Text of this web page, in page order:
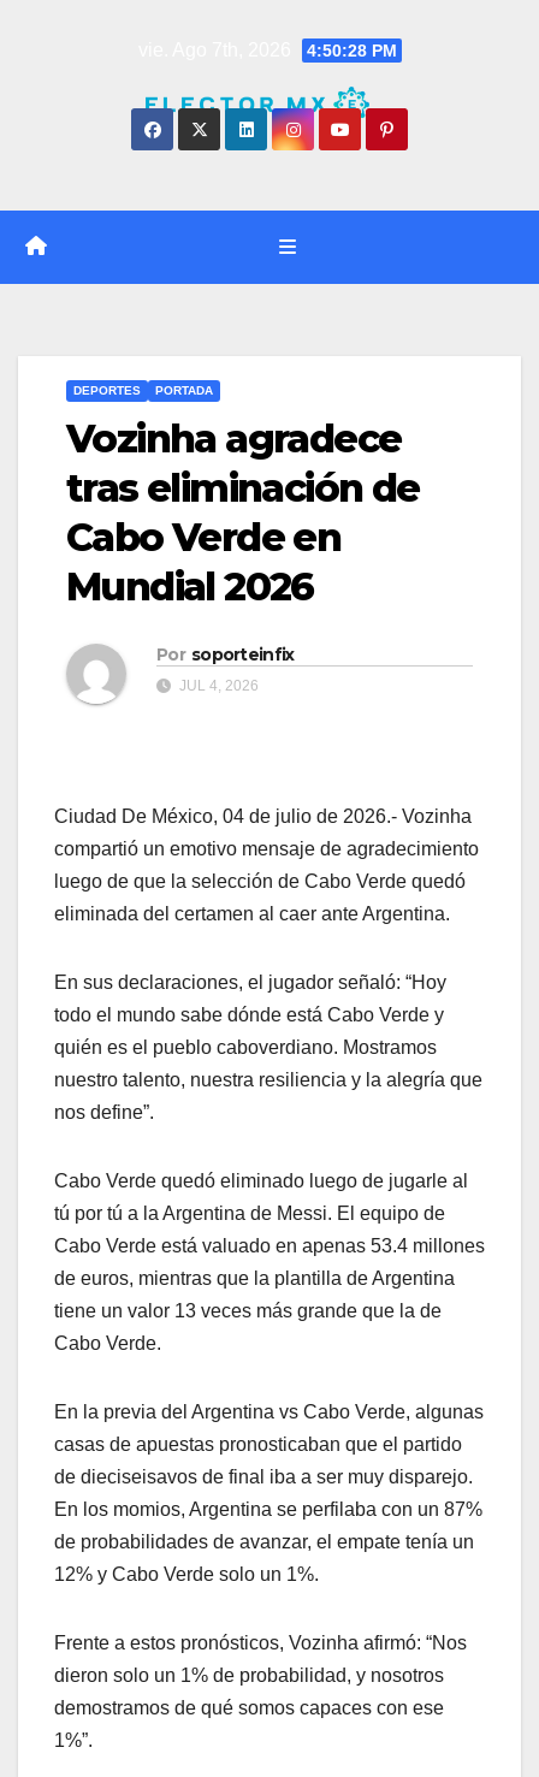
4:50:28 PM
DEPORTES PORTADA
Vozinha agradece
tras eliminación de
Cabo Verde en
Mundial 2026
Por soporteinfix
JUL 4, 2026
Ciudad De México, 04 de julio de 2026.- Vozinha
compartió un emotivo mensaje de agradecimiento
luego de que la selección de Cabo Verde quedó
eliminada del certamen al caer ante Argentina.
En sus declaraciones, el jugador señaló: “Hoy
todo el mundo sabe dónde está Cabo Verde y
quién es el pueblo caboverdiano. Mostramos
nuestro talento, nuestra resiliencia y la alegría que
nos define”.
Cabo Verde quedó eliminado luego de jugarle al
tú por tú a la Argentina de Messi. El equipo de
Cabo Verde está valuado en apenas 53.4 millones
de euros, mientras que la plantilla de Argentina
tiene un valor 13 veces más grande que la de
Cabo Verde.
En la previa del Argentina vs Cabo Verde, algunas
casas de apuestas pronosticaban que el partido
de dieciseisavos de final iba a ser muy disparejo.
En los momios, Argentina se perfilaba con un 87%
de probabilidades de avanzar, el empate tenía un
12% y Cabo Verde solo un 1%.
Frente a estos pronósticos, Vozinha afirmó: “Nos
dieron solo un 1% de probabilidad, y nosotros
demostramos de qué somos capaces con ese
1%”.